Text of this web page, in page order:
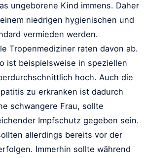
ungeborene Kind immens. Daher
niedrigen hygienischen und
vermieden werden.
Tropenmediziner raten davon ab.
ist beispielsweise in speziellen
hoch. Auch die
zu erkranken ist dadurch
schwangere Frau, sollte
Impfschutz gegeben sein.
allerdings bereits vor der
Immerhin sollte während